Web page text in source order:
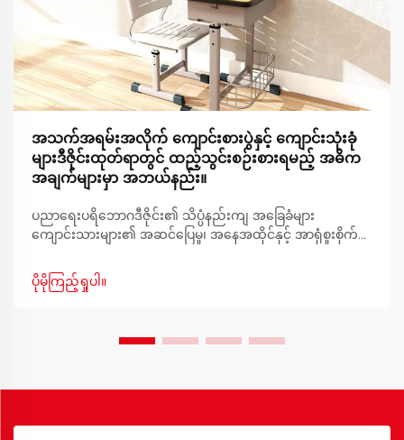
အသက်အရမ်းအလိုက် ကျောင်းစားပွဲနှင့် ကျောင်းသုံးခုံ
များဒီဇိုင်းထုတ်ရာတွင် ထည့်သွင်းစဉ်းစားရမည့် အဓိက
အချက်များမှာ အဘယ်နည်း။
ပညာရေးပရိဘောဂဒီဇိုင်း၏ သိပ္ပံနည်းကျ အခြေခံများ
ကျောင်းသားများ၏ အဆင်ပြေမှု၊ အနေအထိုင်နှင့် အာရုံစူးစိုက်မှု
တီထွင်ခြင်းမှသည် အကောင်းဆုံးသင်ယူမှုပတ်ဝန်းကျင်ကို ဖန်တီး
ခြင်းအထိ ဖြစ်ပါသည်။
ပိုမိုကြည့်ရှုပါ။